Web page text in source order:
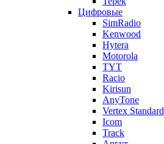
Цифровые
SimRadio
Kenwood
Hytera
Motorola
TYT
Racio
Kirisun
AnyTone
Vertex Standard
Icom
Track